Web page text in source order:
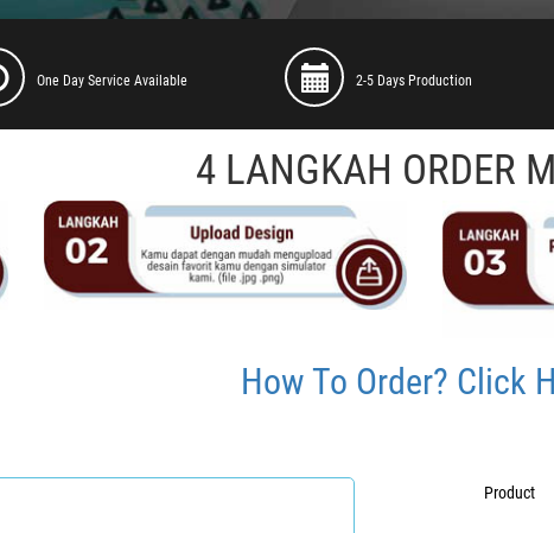
One Day Service Available 2-5 Days Production
4 LANGKAH ORDER
How To Order? Click
Product